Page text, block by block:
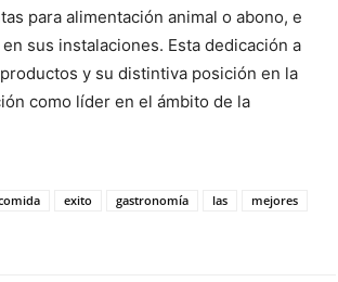
para alimentación animal o abono, e
sus instalaciones. Esta dedicación a
y su distintiva posición en la
como líder en el ámbito de la
exito gastronomía las
mejores